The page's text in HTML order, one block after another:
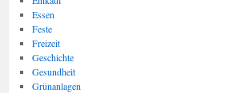
Essen
Feste
Freizeit
Geschichte
Gesundheit
Grünanlagen